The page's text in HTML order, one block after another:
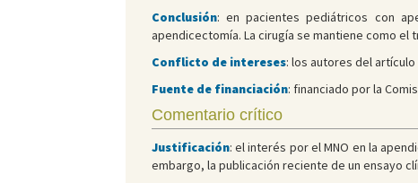
Conclusión: en pacientes pediátricos con
apendicectomía. La cirugía se mantiene como
Conflicto de intereses: los autores del
Fuente de financiación: financiado por la
Comentario crítico
Justificación: el interés por el MNO en la
embargo, la publicación reciente de un ensayo